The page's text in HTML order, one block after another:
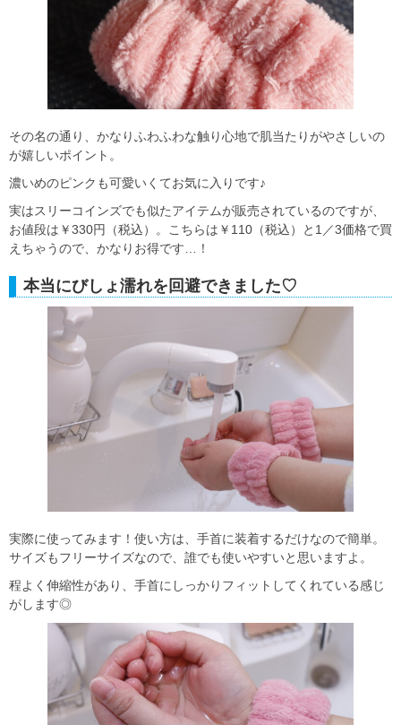
その名の通り、かなりふわふわな触り心地で肌当たりがやさしいの
が嬉しいポイント。
濃いめのピンクも可愛いくてお気に入りです♪
実はスリーコインズでも似たアイテムが販売されているのですが、
お値段は￥330円（税込）。こちらは￥110（税込）と1／3価格で買
えちゃうので、かなりお得です…！
本当にびしょ濡れを回避できました♡
実際に使ってみます！使い方は、手首に装着するだけなので簡単。
サイズもフリーサイズなので、誰でも使いやすいと思いますよ。
程よく伸縮性があり、手首にしっかりフィットしてくれている感じ
がします◎